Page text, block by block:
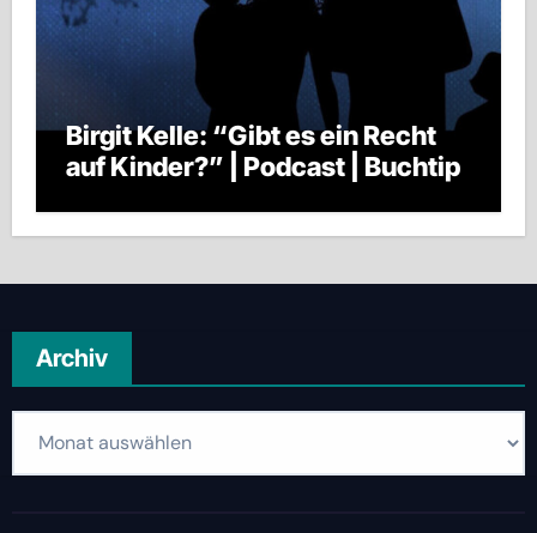
Birgit Kelle: “Gibt es ein Recht
auf Kinder?” | Podcast | Buchtip
Archiv